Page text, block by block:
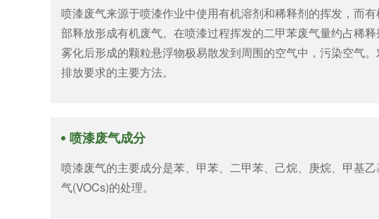
喷漆废气来源于喷漆作业中使用有机溶剂和稀释剂的挥发，而
部释放形成有机废气。在喷漆过程挥发的二甲苯废气量约占稀
雾化后形成的颗粒悬浮物极易散发到周围的空气中，污染空气
排放要求的主要方法。
喷漆废气成分
喷漆废气的主要成分是苯、甲苯、二甲苯、己烷、庚烷、甲基
气(VOCs)的处理。